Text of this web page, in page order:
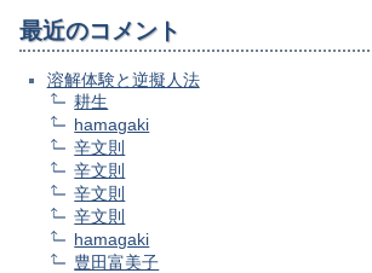
最近のコメント
溶解体験と逆擬人法
耕生
hamagaki
辛文則
辛文則
辛文則
辛文則
hamagaki
豊田富美子